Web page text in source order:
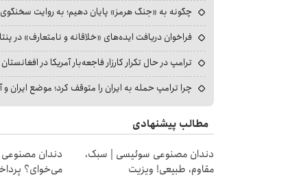
چگونه به «جنگ هرمز» پایان دهیم؛ به روایت سخنگوی
فراخوان دریافت ایده‌های «خلاقانه و نامتعارف» در
ترامپ در حال تکرار کارزار فاجعه‌بار آمریکا در
چرا ترامپ حمله به ایران را متوقف کرد؛ موضع ایران
مطالب پیشنهادی
دندان مصنوعی سوئیسی | سبک،
مقاوم، طبیعی! ویزیت
دندان
می‌خوای؟